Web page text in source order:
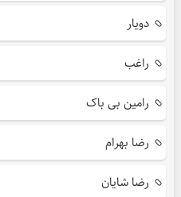
دویار
راغب
رامین بی باک
رضا بهرام
رضا شایان